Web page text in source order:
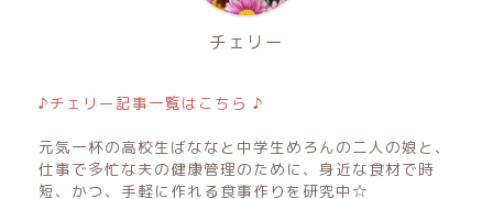
チェリー
♪チェリー記事一覧はこちら ♪
元気一杯の高校生ばななと中学生めろんの二人の娘と、
仕事で多忙な夫の健康管理のために、身近な食材で時
短、かつ、手軽に作れる食事作りを研究中☆